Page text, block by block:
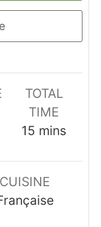
TOTAL
TIME
15 minutes
mins
CUISINE